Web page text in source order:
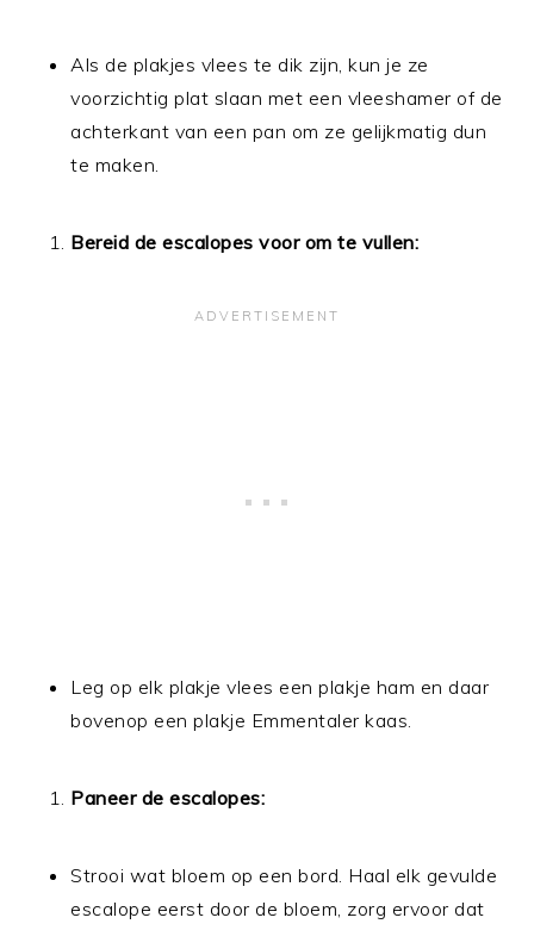
Als de plakjes vlees te dik zijn, kun je ze
voorzichtig plat slaan met een vleeshamer of de
achterkant van een pan om ze gelijkmatig dun
te maken.
Bereid de escalopes voor om te vullen:
Leg op elk plakje vlees een plakje ham en daar
bovenop een plakje Emmentaler kaas.
Paneer de escalopes:
Strooi wat bloem op een bord. Haal elk gevulde
escalope eerst door de bloem, zorg ervoor dat